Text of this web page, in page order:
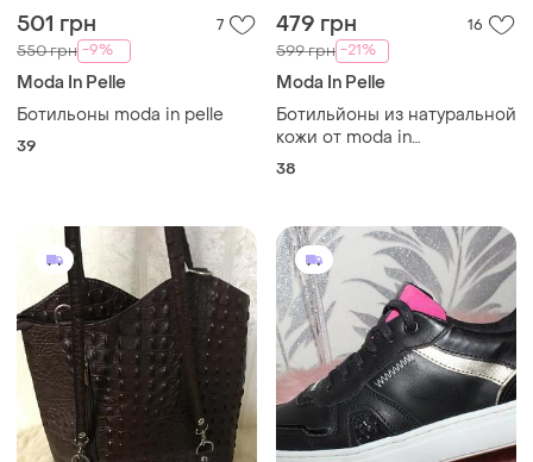
501 грн 7
550 грн -9%
Moda In Pelle
Ботильоны moda in pelle
39
479 грн 16
599 грн -21%
Moda In Pelle
Ботильйоны из натуральной
кожи от moda in
pelle(англия)р. 38
38